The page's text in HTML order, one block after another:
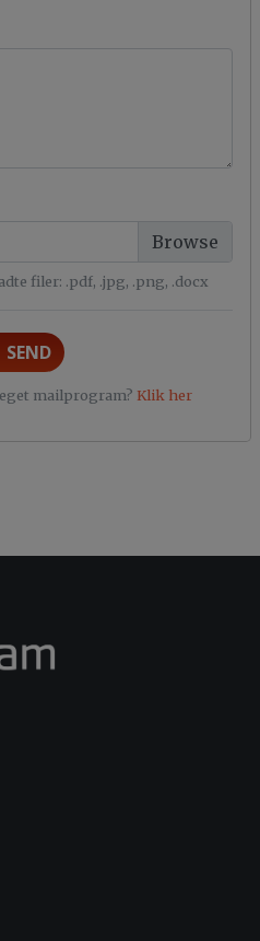
filer: .pdf, .jpg, .png, .docx
SEND
mailprogram? Klik her